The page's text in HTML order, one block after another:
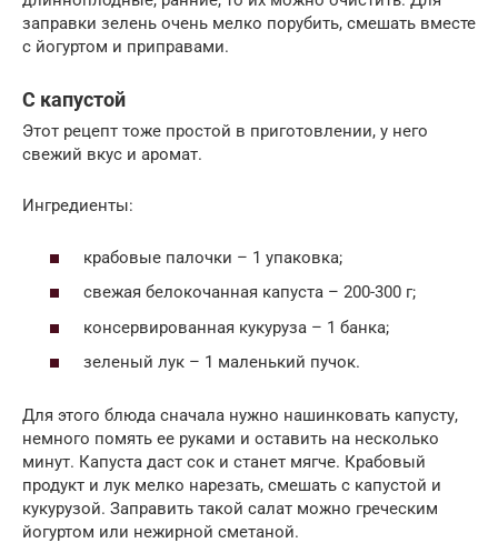
заправки зелень очень мелко порубить, смешать вместе
с йогуртом и приправами.
С капустой
Этот рецепт тоже простой в приготовлении, у него
свежий вкус и аромат.
Ингредиенты:
крабовые палочки – 1 упаковка;
свежая белокочанная капуста – 200-300 г;
консервированная кукуруза – 1 банка;
зеленый лук – 1 маленький пучок.
Для этого блюда сначала нужно нашинковать капусту,
немного помять ее руками и оставить на несколько
минут. Капуста даст сок и станет мягче. Крабовый
продукт и лук мелко нарезать, смешать с капустой и
кукурузой. Заправить такой салат можно греческим
йогуртом или нежирной сметаной.